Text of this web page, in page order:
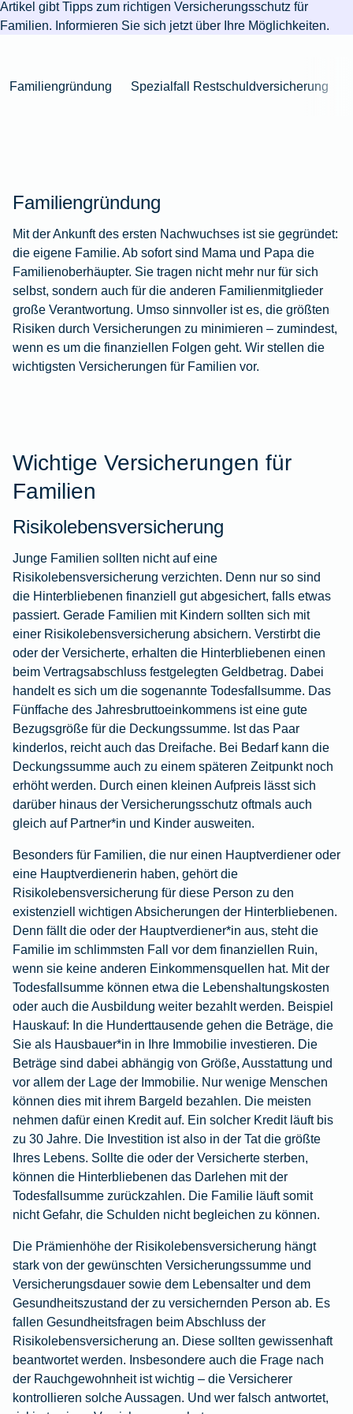
Wurzelbehandlung
Zur
für's
Krankenhaus
Artikelübersicht
Artikelübersicht
Gesunde
Ernährung
Workout
im
Artikelübersicht
Zur
Niederlande
im
bei
Katzen
Artikelübersicht
Kastration
beim
Fieber
Zur
Artikelübersicht
Pferdesprache
Pferd
im
Gelände
Zur
Artikelübersicht
Hausboot
Herbst
Kinder
Versicherungen
Zur
Artikelübersicht
Versicherungsschutz
bei
Zur
Artikel gibt Tipps zum richtigen Versicherungsschutz für
Familien. Informieren Sie sich jetzt über Ihre Möglichkeiten.
Familiengründung Spezialfall Restschuldversicherung
Familiengründung
Mit der Ankunft des ersten Nachwuchses ist sie gegründet:
die eigene Familie. Ab sofort sind Mama und Papa die
Familienoberhäupter. Sie tragen nicht mehr nur für sich
selbst, sondern auch für die anderen Familienmitglieder
große Verantwortung. Umso sinnvoller ist es, die größten
Risiken durch Versicherungen zu minimieren – zumindest,
wenn es um die finanziellen Folgen geht. Wir stellen die
wichtigsten Versicherungen für Familien vor.
Wichtige Versicherungen für
Familien
Risikolebensversicherung
Junge Familien sollten nicht auf eine
Risikolebensversicherung verzichten. Denn nur so sind
die Hinterbliebenen finanziell gut abgesichert, falls etwas
passiert. Gerade Familien mit Kindern sollten sich mit
einer Risikolebensversicherung absichern. Verstirbt die
oder der Versicherte, erhalten die Hinterbliebenen einen
beim Vertragsabschluss festgelegten Geldbetrag. Dabei
handelt es sich um die sogenannte Todesfallsumme. Das
Fünffache des Jahresbruttoeinkommens ist eine gute
Bezugsgröße für die Deckungssumme. Ist das Paar
kinderlos, reicht auch das Dreifache. Bei Bedarf kann die
Deckungssumme auch zu einem späteren Zeitpunkt noch
erhöht werden. Durch einen kleinen Aufpreis lässt sich
darüber hinaus der Versicherungsschutz oftmals auch
gleich auf Partner*in und Kinder ausweiten.
Besonders für Familien, die nur einen Hauptverdiener oder
eine Hauptverdienerin haben, gehört die
Risikolebensversicherung für diese Person zu den
existenziell wichtigen Absicherungen der Hinterbliebenen.
Denn fällt die oder der Hauptverdiener*in aus, steht die
Familie im schlimmsten Fall vor dem finanziellen Ruin,
wenn sie keine anderen Einkommensquellen hat. Mit der
Todesfallsumme können etwa die Lebenshaltungskosten
oder auch die Ausbildung weiter bezahlt werden. Beispiel
Hauskauf: In die Hunderttausende gehen die Beträge, die
Sie als Hausbauer*in in Ihre Immobilie investieren. Die
Beträge sind dabei abhängig von Größe, Ausstattung und
vor allem der Lage der Immobilie. Nur wenige Menschen
können dies mit ihrem Bargeld bezahlen. Die meisten
nehmen dafür einen Kredit auf. Ein solcher Kredit läuft bis
zu 30 Jahre. Die Investition ist also in der Tat die größte
Ihres Lebens. Sollte die oder der Versicherte sterben,
können die Hinterbliebenen das Darlehen mit der
Todesfallsumme zurückzahlen. Die Familie läuft somit
nicht Gefahr, die Schulden nicht begleichen zu können.
Die Prämienhöhe der Risikolebensversicherung hängt
stark von der gewünschten Versicherungssumme und
Versicherungsdauer sowie dem Lebensalter und dem
Gesundheitszustand der zu versichernden Person ab. Es
fallen Gesundheitsfragen beim Abschluss der
Risikolebensversicherung an. Diese sollten gewissenhaft
beantwortet werden. Insbesondere auch die Frage nach
der Rauchgewohnheit ist wichtig – die Versicherer
kontrollieren solche Aussagen. Und wer falsch antwortet,